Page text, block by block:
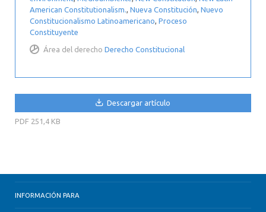
American Constitutionalism.,Nueva Constitución,Nuevo
Constitucionalismo Latinoamericano,Proceso
Constituyente
Área del derecho Derecho Constitucional
Descargar artículo
PDF 251,4 KB
INFORMACIÓN PARA